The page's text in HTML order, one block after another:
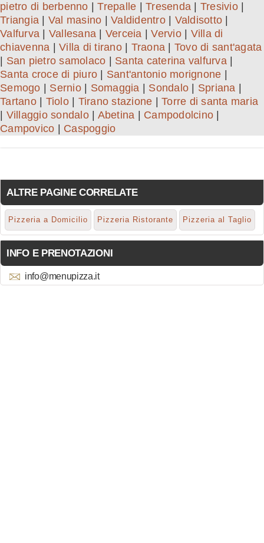
pietro di berbenno |Trepalle Tresenda Tresivio|
Triangia
Val masino Valdidentro| Valdisotto
Valfurva
Vallesana Verceia |Vervio| Villa di
chiavenna
Villa di tirano| Traona
Tovo di sant'agata
San pietro samolaco Santa caterina valfurva|
Santa croce di piuro
Sant'antonio morignone
Semogo
Sernio| Somaggia Sondalo Spriana
Tartano| Tiolo| Tirano stazione
Torre di santa maria
Villaggio sondalo| Abetina Campodolcino
Campovico
Caspoggio
ALTRE PAGINE CORRELATE
Pizzeria a Domicilio Pizzeria Ristorante Pizzeria al Taglio
INFO E PRENOTAZIONI
info@menupizza.it